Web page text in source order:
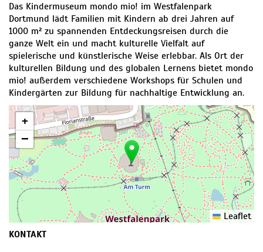
Das Kindermuseum mondo mio! im Westfalenpark
Dortmund lädt Familien mit Kindern ab drei Jahren auf
1000 m² zu spannenden Entdeckungsreisen durch die
ganze Welt ein und macht kulturelle Vielfalt auf
spielerische und künstlerische Weise erlebbar. Als Ort der
kulturellen Bildung und des globalen Lernens bietet mondo
mio! außerdem verschiedene Workshops für Schulen und
Kindergärten zur Bildung für nachhaltige Entwicklung an.
+
−
Leaflet
KONTAKT